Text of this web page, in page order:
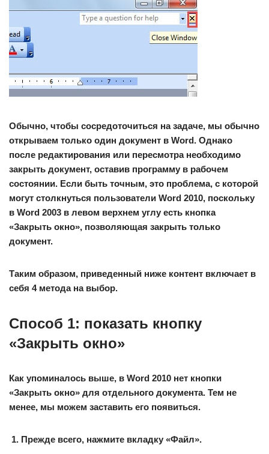
Обычно, чтобы сосредоточиться на задаче, мы обычно
открываем только один документ в Word. Однако
после редактирования или пересмотра необходимо
закрыть документ, оставив программу в рабочем
состоянии. Если быть точным, это проблема, с которой
могут столкнуться пользователи Word 2010, поскольку
в Word 2003 в левом верхнем углу есть кнопка
«Закрыть окно», позволяющая закрыть только
документ.
Таким образом, приведенный ниже контент включает в
себя 4 метода на выбор.
Способ 1: показать кнопку
«Закрыть окно»
Как упоминалось выше, в Word 2010 нет кнопки
«Закрыть окно» для отдельного документа. Тем не
менее, мы можем заставить его появиться.
Прежде всего, нажмите вкладку «Файл».